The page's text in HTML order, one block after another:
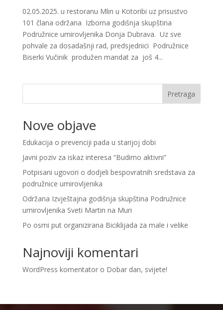
02.05.2025. u restoranu Mlin u Kotoribi uz prisustvo
101 člana održana Izborna godišnja skupština
Podružnice umirovljenika Donja Dubrava. Uz sve
pohvale za dosadašnji rad, predsjednici Podružnice
Biserki Vučinik produžen mandat za još 4...
Pretraga
Nove objave
Edukacija o prevenciji pada u starijoj dobi
Javni poziv za iskaz interesa “Budimo aktivni”
Potpisani ugovori o dodjeli bespovratnih sredstava za
podružnice umirovljenika
Održana Izvještajna godišnja skupština Podružnice
umirovljenika Sveti Martin na Muri
Po osmi put organizirana Biciklijada za male i velike
Najnoviji komentari
WordPress komentatoro Dobar dan, svijete!